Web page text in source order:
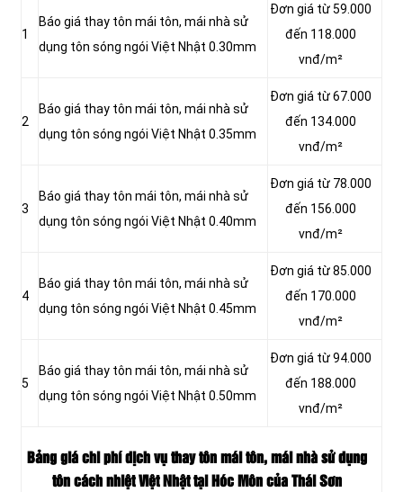
1
Báo giá thay tôn mái tôn, mái nhà sử
dụng tôn sóng ngói Việt Nhật 0.30mm
Đơn giá từ 59.000
đến 118.000
vnđ/m²
2
Báo giá thay tôn mái tôn, mái nhà sử
dụng tôn sóng ngói Việt Nhật 0.35mm
Đơn giá từ 67.000
đến 134.000
vnđ/m²
3
Báo giá thay tôn mái tôn, mái nhà sử
dụng tôn sóng ngói Việt Nhật 0.40mm
Đơn giá từ 78.000
đến 156.000
vnđ/m²
4
Báo giá thay tôn mái tôn, mái nhà sử
dụng tôn sóng ngói Việt Nhật 0.45mm
Đơn giá từ 85.000
đến 170.000
vnđ/m²
5
Báo giá thay tôn mái tôn, mái nhà sử
dụng tôn sóng ngói Việt Nhật 0.50mm
Đơn giá từ 94.000
đến 188.000
vnđ/m²
Bảng giá chi phí dịch vụ thay tôn mái tôn, mái nhà sử dụng
tôn cách nhiệt Việt Nhật tại Hóc Môn của Thái Sơn